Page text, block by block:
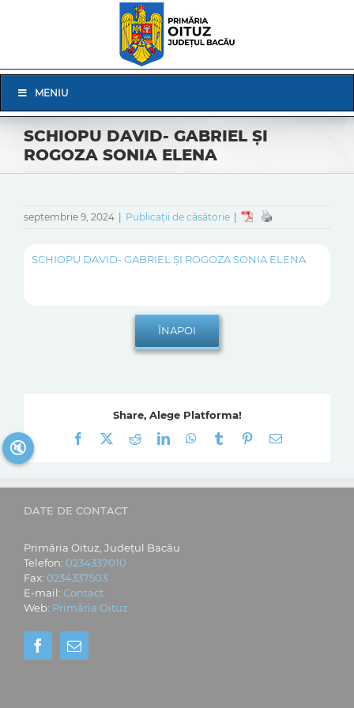
Navigation
MENIU
SCHIOPU DAVID- GABRIEL ȘI
ROGOZA SONIA ELENA
septembrie 9, 2024 Publicații de căsătorie
SCHIOPU DAVID- GABRIEL ȘI ROGOZA SONIA ELENA
Share, Alege Platforma!
Facebook
RedditLinkedInWhatsApp
Tumblr Pinterest
E-
DATE DE CONTACT
Primăria Oituz, Județul Bacău
Telefon: 0234337010
Fax: 0234337503
E-mail: Contact
Web: Primăria Oituz
🔇